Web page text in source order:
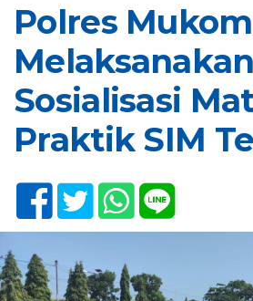
Polres
Melaksanakan
Sosialisasi
Praktik SIM